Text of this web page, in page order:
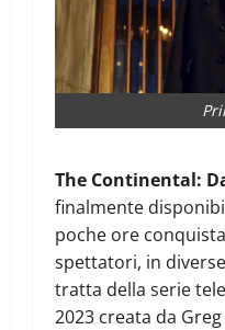
The Continental:
finalmente
poche ore
spettatori, in
tratta della serie
2023 creata da